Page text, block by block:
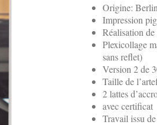
Origine: Berlin
Impression
Réalisation
Plexicollage
sans reflet)
Version 2 de
Taille de
2 lattes
avec certificat
Travail issu